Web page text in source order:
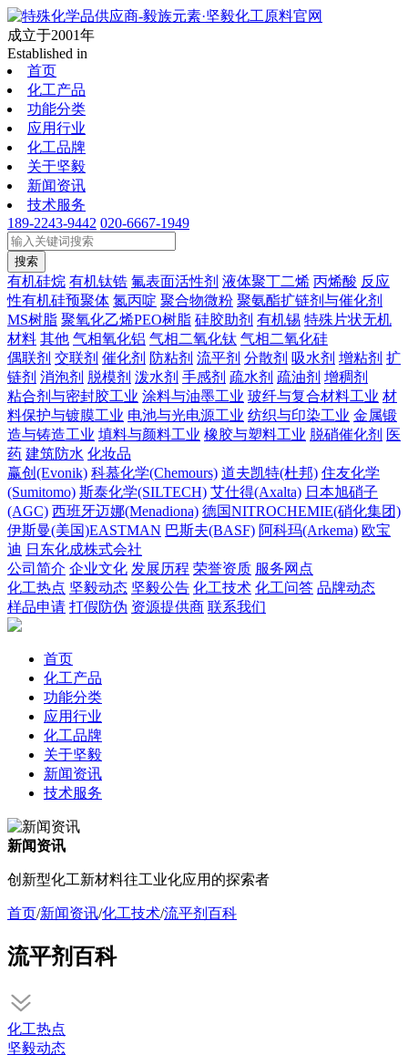
成立于2001年
Established in
首页
化工产品
功能分类
应用行业
化工品牌
关于坚毅
新闻资讯
技术服务
189-2243-9442 020-6667-1949
搜索
有机硅烷 有机钛锆 氟表面活性剂 液体聚丁二烯 丙烯酸 反应
性有机硅预聚体 氮丙啶 聚合物微粉 聚氨酯扩链剂与催化剂
MS树脂 聚氧化乙烯PEO树脂 硅胶助剂 有机锡 特殊片状无机
材料 其他 气相氧化铝 气相二氧化钛 气相二氧化硅
偶联剂 交联剂 催化剂 防粘剂 流平剂 分散剂 吸水剂 增粘剂 扩
链剂 消泡剂 脱模剂 泼水剂 手感剂 疏水剂 疏油剂 增稠剂
粘合剂与密封胶工业 涂料与油墨工业 玻纤与复合材料工业 材
料保护与镀膜工业 电池与光电源工业 纺织与印染工业 金属锻
造与铸造工业 填料与颜料工业 橡胶与塑料工业 脱硝催化剂 医
药 建筑防水 化妆品
赢创(Evonik) 科慕化学(Chemours) 道夫凯特(杜邦) 住友化学
(Sumitomo) 斯泰化学(SILTECH) 艾仕得(Axalta) 日本旭硝子
(AGC) 西班牙迈娜(Menadiona) 德国NITROCHEMIE(硝化集团)
伊斯曼(美国)EASTMAN 巴斯夫(BASF) 阿科玛(Arkema) 欧宝
迪 日东化成株式会社
公司简介 企业文化 发展历程 荣誉资质 服务网点
化工热点 坚毅动态 坚毅公告 化工技术 化工问答 品牌动态
样品申请 打假防伪 资源提供商 联系我们
首页
化工产品
功能分类
应用行业
化工品牌
关于坚毅
新闻资讯
技术服务
新闻资讯
创新型化工新材料往工业化应用的探索者
首页/新闻资讯/化工技术/流平剂百科
流平剂百科
化工热点
坚毅动态